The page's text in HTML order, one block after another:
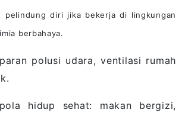
pelindung diri jika bekerja di lingkungan
berbahaya.
polusi udara, ventilasi rumah
hidup sehat: makan bergizi,